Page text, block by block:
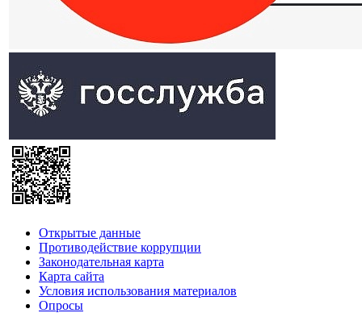
Открытые данные
Противодействие коррупции
Законодательная карта
Карта сайта
Условия использования материалов
Опросы